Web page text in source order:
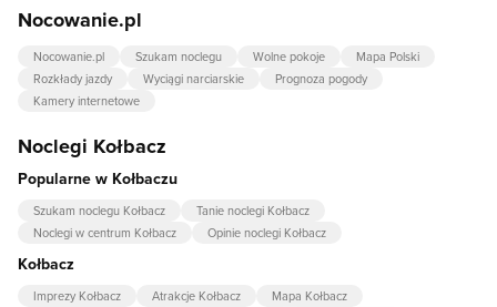
Nocowanie.pl
Nocowanie.pl Szukam noclegu Wolne pokoje
Mapa Polski
Rozkłady jazdy
Wyciągi narciarskie
Prognoza pogody
Kamery internetowe
Noclegi Kołbacz
Popularne w Kołbaczu
Szukam noclegu Kołbacz
Tanie noclegi Kołbacz
Noclegi w centrum Kołbacz
Opinie noclegi Kołbacz
Kołbacz
Imprezy Kołbacz Atrakcje Kołbacz
Mapa Kołbacz